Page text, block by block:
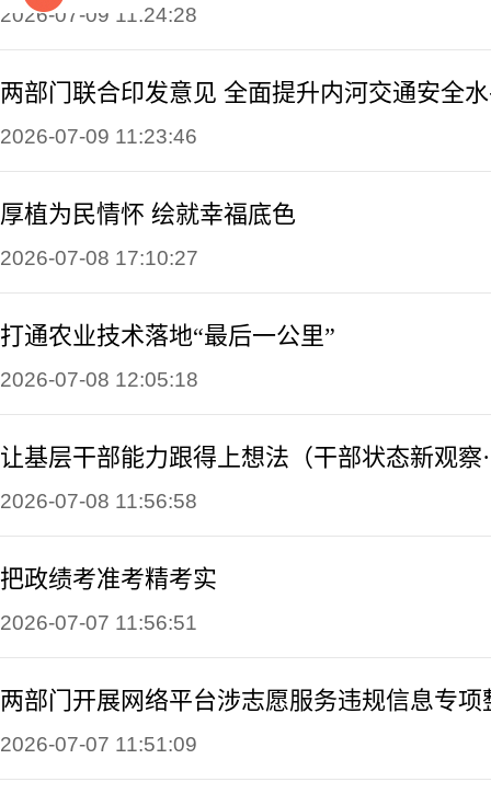
2026-07-09 11:24:28
两部门联合印发意见 全面提升内河交通安全
2026-07-09 11:23:46
厚植为民情怀 绘就幸福底色
2026-07-08 17:10:27
打通农业技术落地“最后一公里”
2026-07-08 12:05:18
2026-07-08 11:56:58
把政绩考准考精考实
2026-07-07 11:56:51
两部门开展网络平台涉志愿服务违规信息专项
2026-07-07 11:51:09